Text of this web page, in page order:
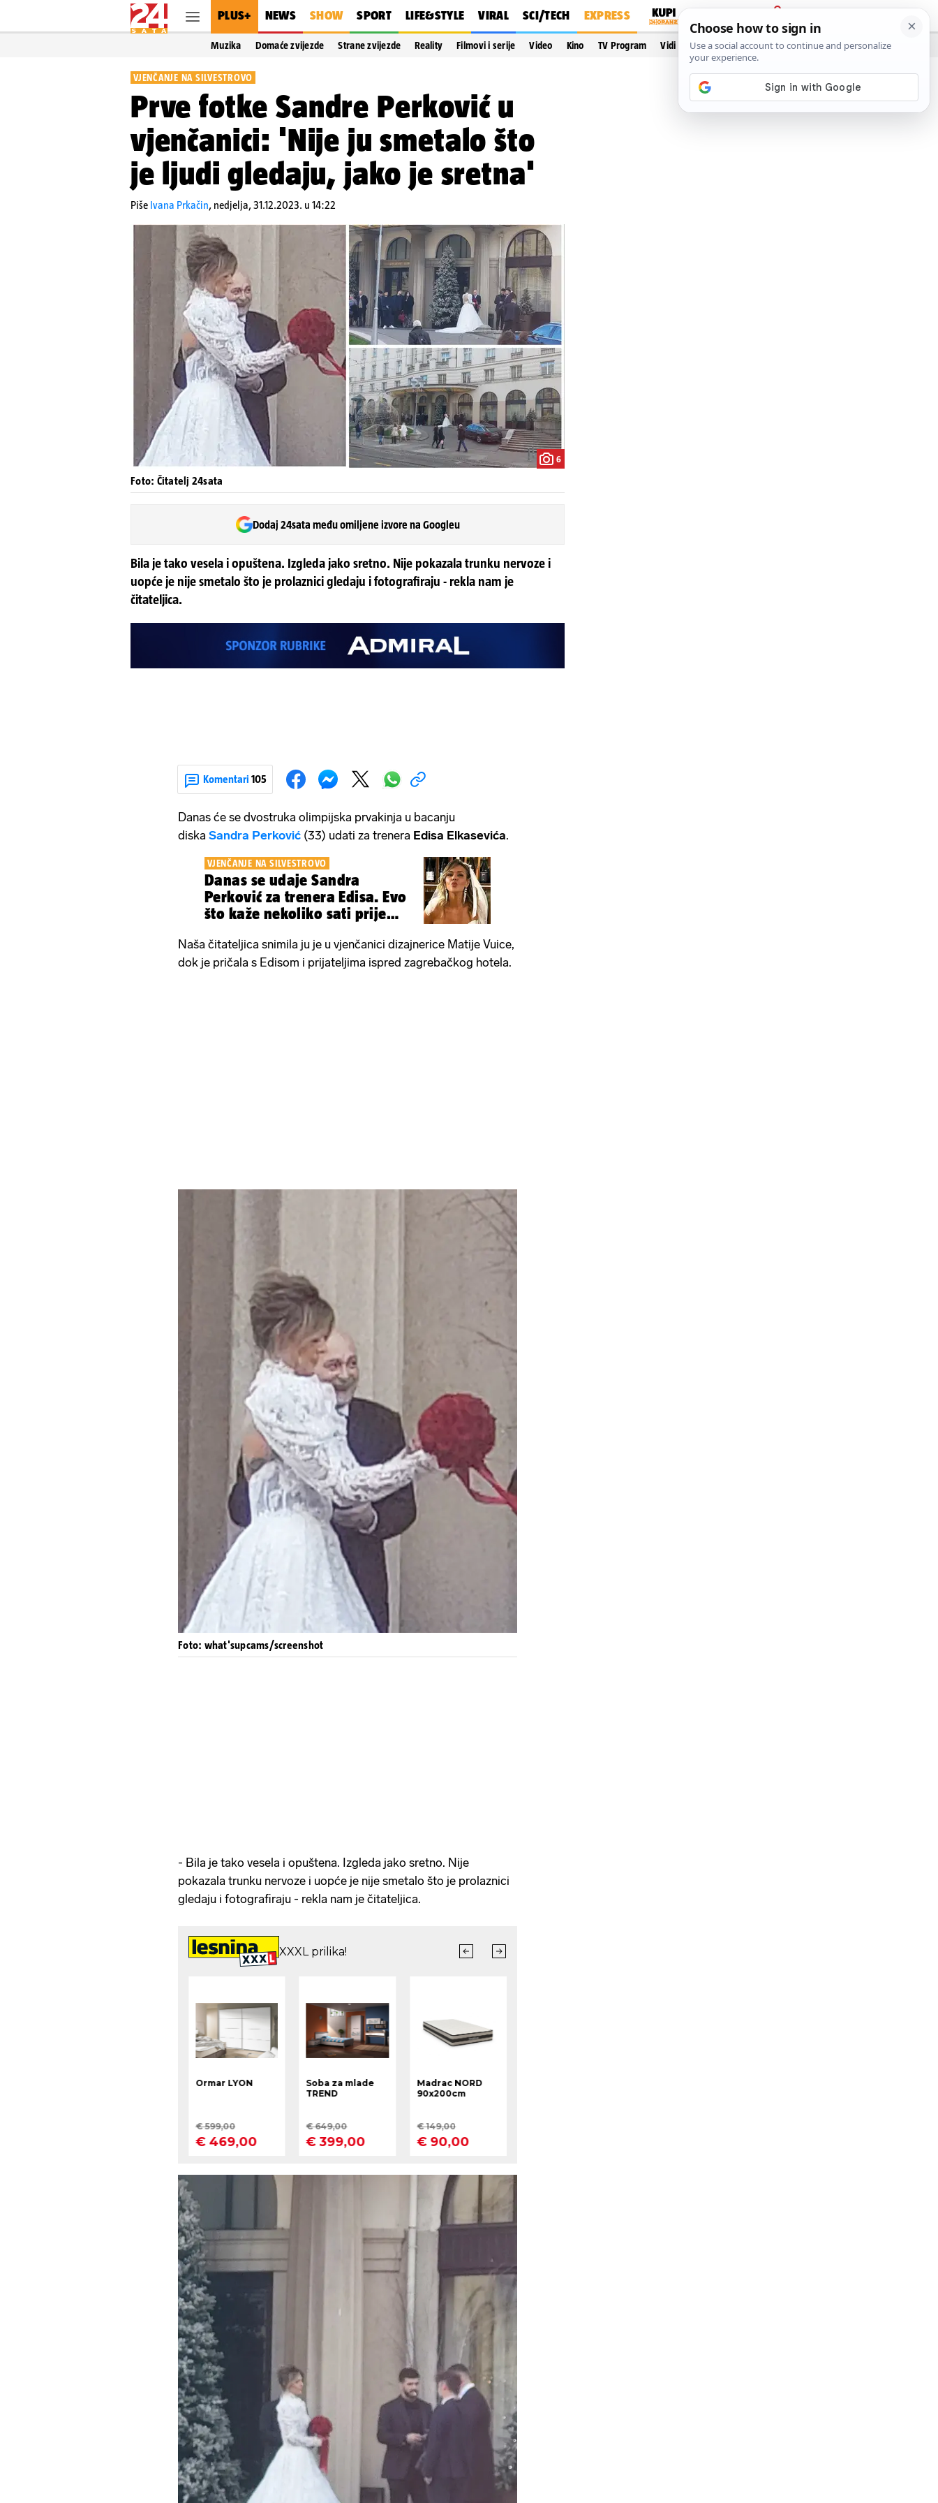
PLUS+ NEWS SHOW SPORT LIFE&STYLE VIRAL SCI/TECH EXPRESS
PRIJAVA
Muzika Domaće zvijezde Strane zvijezde Reality Filmovi i serije Video Kino TV Program Vidi još…
VJENČANJE NA SILVESTROVO
Prve fotke Sandre Perković u
vjenčanici: 'Nije ju smetalo što
je ljudi gledaju, jako je sretna'
Piše Ivana Prkačin, nedjelja, 31.12.2023. u 14:22
6
Foto: Čitatelj 24sata
Dodaj 24sata među omiljene izvore na Googleu
Bila je tako vesela i opuštena. Izgleda jako sretno. Nije pokazala trunku nervoze i
uopće je nije smetalo što je prolaznici gledaju i fotografiraju - rekla nam je
čitateljica.
Komentari 105
Danas će se dvostruka olimpijska prvakinja u bacanju
diska Sandra Perković (33) udati za trenera Edisa Elkasevića.
VJENČANJE NA SILVESTROVO
Danas se udaje Sandra
Perković za trenera Edisa. Evo
što kaže nekoliko sati prije
Naša čitateljica snimila ju je u vjenčanici dizajnerice Matije Vuice,
dok je pričala s Edisom i prijateljima ispred zagrebačkog hotela.
Foto: what'supcams/screenshot
- Bila je tako vesela i opuštena. Izgleda jako sretno. Nije
pokazala trunku nervoze i uopće je nije smetalo što je prolaznici
gledaju i fotografiraju - rekla nam je čitateljica.